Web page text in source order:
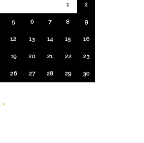
1 2
5 6 7 8 9
12 13 14 15 16
19 20 21 22 23
26 27 28 29 30
»